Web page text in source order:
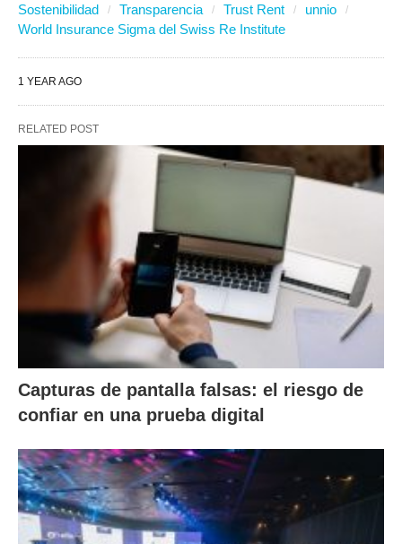
Sostenibilidad
Transparencia Trust Rent
unnio
World Insurance Sigma del Swiss Re Institute
1 YEAR AGO
RELATED POST
Capturas de pantalla falsas: el riesgo de
confiar en una prueba digital